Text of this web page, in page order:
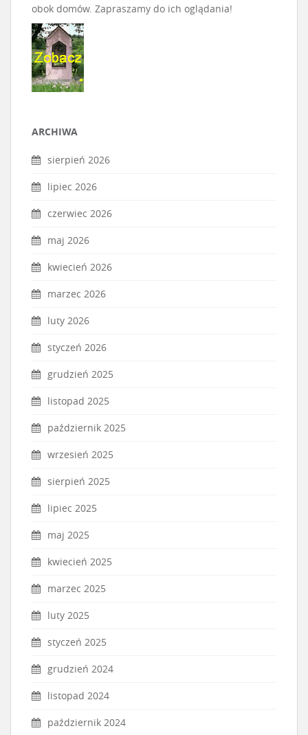
obok domów. Zapraszamy do ich oglądania!
ARCHIWA
sierpień 2026
lipiec 2026
czerwiec 2026
maj 2026
kwiecień 2026
marzec 2026
luty 2026
styczeń 2026
grudzień 2025
listopad 2025
październik 2025
wrzesień 2025
sierpień 2025
lipiec 2025
maj 2025
kwiecień 2025
marzec 2025
luty 2025
styczeń 2025
grudzień 2024
listopad 2024
październik 2024